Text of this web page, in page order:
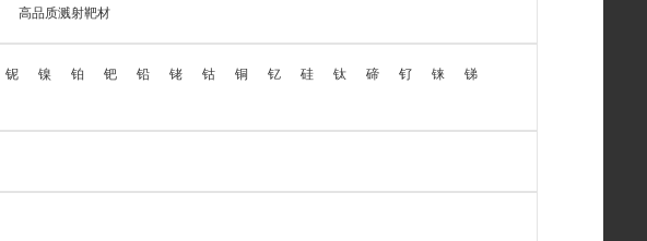
高品质溅射靶材
铌 镍 铂 钯 铅 铑 钴 铜 钇 硅 钛 碲 钌 铼
锑